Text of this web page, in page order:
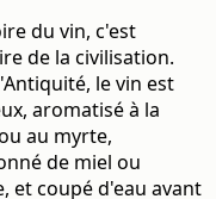
du vin, c'est
de la civilisation.
le vin est
aromatisé à la
au myrte,
de miel ou
et coupé d'eau avant